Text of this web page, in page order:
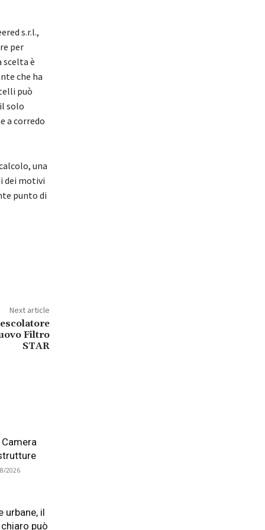
s.r.l.,
per
scelta è
che ha
può
solo
a corredo
una
dei motivi
punto di
Next article
Filtro
STAR
2026
urbane, il
può